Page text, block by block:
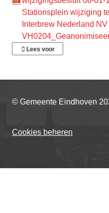
Stationsplein wijziging
Interbrew Nederland NV
Lees voor
© Gemeente Eindhoven
Cookies beheren